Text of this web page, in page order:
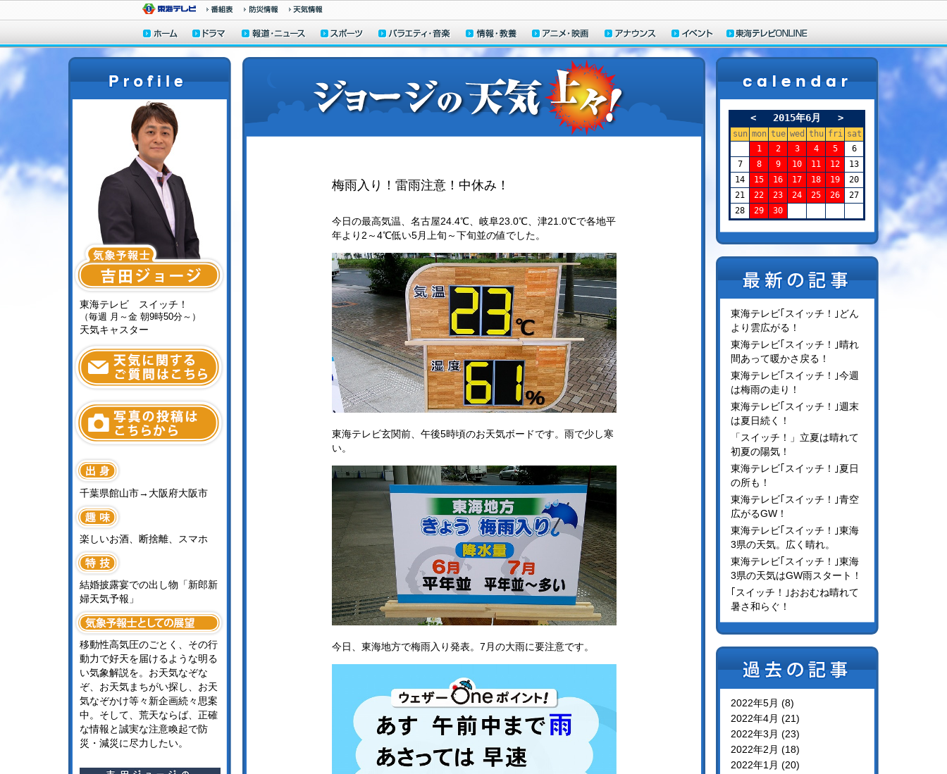
梅雨入り！雷雨注意！中休み！
今日の最高気温、名古屋24.4℃、岐阜23.0℃、津21.0℃で各地平
年より2～4℃低い5月上旬～下旬並の値でした。
東海テレビ玄関前、午後5時頃のお天気ボードです。雨で少し寒
い。
今日、東海地方で梅雨入り発表。7月の大雨に要注意です。
東海テレビ スイッチ！
（毎週 月～金 朝9時50分～）
天気キャスター
千葉県館山市→大阪府大阪市
楽しいお酒、断捨離、スマホ
結婚披露宴での出し物「新郎新
婦天気予報」
移動性高気圧のごとく、その行
動力で好天を届けるような明る
い気象解説を。お天気なぞな
ぞ、お天気まちがい探し、お天
気なぞかけ等々新企画続々思案
中。そして、荒天ならば、正確
な情報と誠実な注意喚起で防
災・減災に尽力したい。
< 2015年6月 >
sun mon tue wed thu fri sat
1
2 3 4 5
6
7
8 9 10 11 12
13
14
15 16 17 18 19
20
21
22 23 24 25 26
27
28
29 30
東海テレビ｢スイッチ！｣どん
より雲広がる！
東海テレビ｢スイッチ！｣晴れ
間あって暖かさ戻る！
東海テレビ｢スイッチ！｣今週
は梅雨の走り！
東海テレビ｢スイッチ！｣週末
は夏日続く！
「スイッチ！」立夏は晴れて
初夏の陽気！
東海テレビ｢スイッチ！｣夏日
の所も！
東海テレビ｢スイッチ！｣青空
広がるGW！
東海テレビ｢スイッチ！｣東海
3県の天気。広く晴れ。
東海テレビ｢スイッチ！｣東海
3県の天気はGW雨スタート！
｢スイッチ！｣おおむね晴れて
暑さ和らぐ！
2022年5月 (8)
2022年4月 (21)
2022年3月 (23)
2022年2月 (18)
2022年1月 (20)